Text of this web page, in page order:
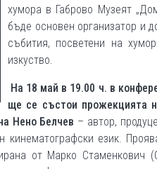
хумора в Габрово Музеят
бъде основен организатор и
събития, посветени на
изкуство.
На 18 май в 19.00 ч. в
ще се състои прожекцията
Нено Белчев – автор,
език.
от Марко Стаменкович